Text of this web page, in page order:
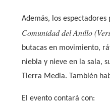
Además, los
Comunidad del Anillo
butacas en movimiento,
niebla y nieve en la sala,
Tierra Media. También
El evento contará con: